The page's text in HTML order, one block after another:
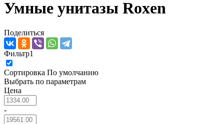
Умные унитазы Roxen
Поделиться
Фильтр1
Сортировка По умолчанию
Выбрать по параметрам
Цена
-